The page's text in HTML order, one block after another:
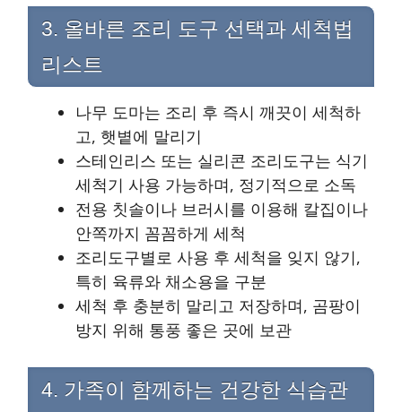
3. 올바른 조리 도구 선택과 세척법
리스트
나무 도마는 조리 후 즉시 깨끗이 세척하
고, 햇볕에 말리기
스테인리스 또는 실리콘 조리도구는 식기
세척기 사용 가능하며, 정기적으로 소독
전용 칫솔이나 브러시를 이용해 칼집이나
안쪽까지 꼼꼼하게 세척
조리도구별로 사용 후 세척을 잊지 않기,
특히 육류와 채소용을 구분
세척 후 충분히 말리고 저장하며, 곰팡이
방지 위해 통풍 좋은 곳에 보관
4. 가족이 함께하는 건강한 식습관